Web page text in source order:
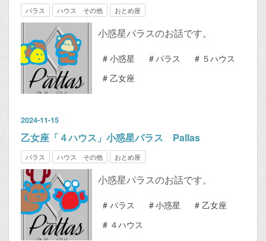
パラス ハウス その他 おとめ座
小惑星パラスのお話です。
# 小惑星 #パラス # ５ハウス
# 乙女座
2024-11-15
乙女座「４ハウス」小惑星パラス Pallas
パラス ハウス その他 おとめ座
小惑星パラスのお話です。
# パラス #小惑星 # 乙女座
# ４ハウス